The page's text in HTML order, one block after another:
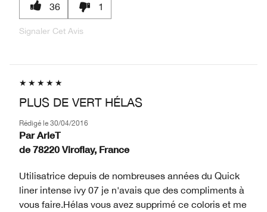
36 1
Signaler Cet Avis
PLUS DE VERT HÉLAS
Rédigé le 30/04/2016
Par ArleT
de 78220 Viroflay, France
Utilisatrice depuis de nombreuses années du Quick
liner intense ivy 07 je n'avais que des compliments à
vous faire.Hélas vous avez supprimé ce coloris et me